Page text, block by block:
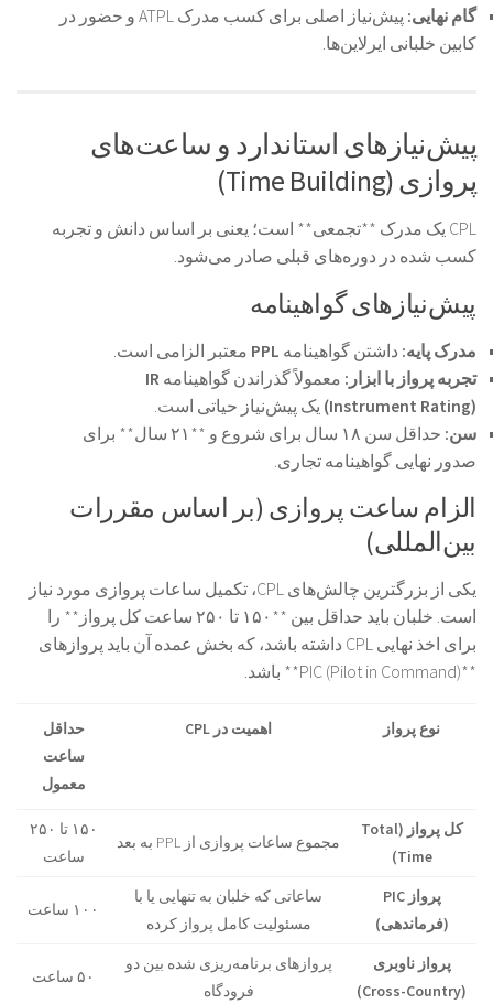
گام نهایی:
پیش‌نیاز اصلی برای کسب مدرک ATPL و حضور در
کابین خلبانی ایرلاین‌ها.
پیش‌نیازهای استاندارد و ساعت‌های
پروازی (Time Building)
CPL یک مدرک **تجمعی** است؛ یعنی بر اساس دانش و تجربه
کسب شده در دوره‌های قبلی صادر می‌شود.
پیش‌نیازهای گواهینامه
مدرک پایه: داشتن گواهینامه PPL معتبر الزامی است.
تجربه پرواز با ابزار: معمولاً گذراندن گواهینامه IR
(Instrument Rating) یک پیش‌نیاز حیاتی است.
سن:
حداقل سن ۱۸ سال برای شروع و **۲۱ سال** برای
صدور نهایی گواهینامه تجاری.
الزام ساعت پروازی (بر اساس مقررات
بین‌المللی)
یکی از بزرگترین چالش‌های CPL، تکمیل ساعات پروازی مورد نیاز
است. خلبان باید حداقل بین **۱۵۰ تا ۲۵۰ ساعت کل پرواز** را
برای اخذ نهایی CPL داشته باشد، که بخش عمده آن باید پروازهای
**PIC (Pilot in Command)** باشد.
نوع پرواز اهمیت در CPL
حداقل
ساعت
معمول
کل پرواز (Total
Time)
مجموع ساعات پروازی از PPL به بعد
۱۵۰ تا ۲۵۰
ساعت
پرواز PIC
(فرماندهی)
ساعاتی که خلبان به تنهایی یا با
مسئولیت کامل پرواز کرده
۱۰۰ ساعت
پرواز ناوبری
(Cross-Country)
پروازهای برنامه‌ریزی شده بین دو
فرودگاه
۵۰ ساعت